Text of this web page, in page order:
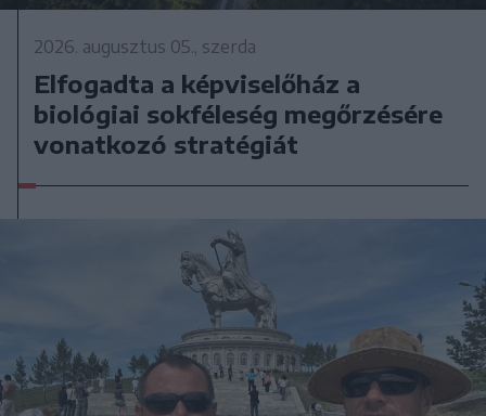
2026. augusztus 05., szerda
Elfogadta a képviselőház a
biológiai sokféleség megőrzésére
vonatkozó stratégiát